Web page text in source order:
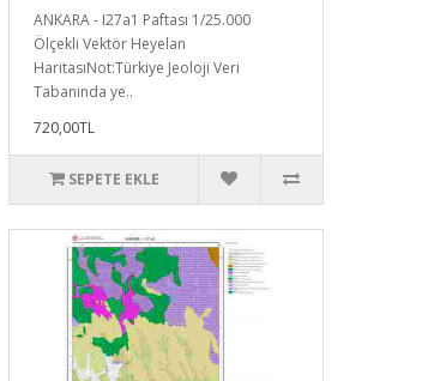
ANKARA - I27a1 Paftası 1/25.000
Ölçekli Vektör Heyelan
HaritasıNot:Türkiye Jeoloji Veri
Tabanında ye..
720,00TL
SEPETE EKLE